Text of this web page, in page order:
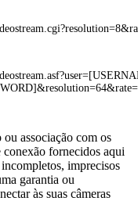
associação com os
fornecidos aqui
imprecisos
garantia ou
às suas câmeras